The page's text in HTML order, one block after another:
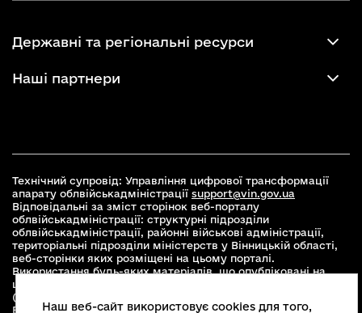
Державні та регіональні ресурси
Наші партнери
Технічний супровід: Управління цифрової трансформації
апарату облвійськадміністрації support@vin.gov.ua
Відповідальні за зміст сторінок веб-порталу
облвійськадміністрації: структурні підрозділи
облвійськадміністрації, районні військові адміністрації,
територіальні підрозділи міністерств у Вінницькій області,
веб-сторінки яких розміщені на цьому порталі.
Використання будь-яких матеріалів, що опубліковані на
цьому сайті, дозволяється при умові зазначення посилання
(для інтернет-видань - гіперпосилання) на офіційний сайт
Вінницької облвійськадміністраціїwww.vin.gov.ua.
Наш веб-сайт використовує cookies для того,